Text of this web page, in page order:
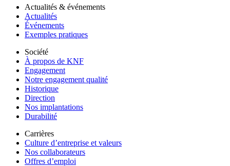
Actualités & événements
Actualités
Événements
Exemples pratiques
Société
À propos de KNF
Engagement
Notre engagement qualité
Historique
Direction
Nos implantations
Durabilité
Carrières
Culture d’entreprise et valeurs
Nos collaborateurs
Offres d’emploi